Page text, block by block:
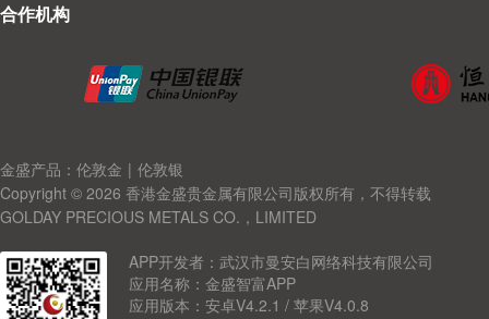
合作机构
金盛产品：伦敦金 | 伦敦银
Copyright © 2026 香港金盛贵金属有限公司版权所有，不得转载
GOLDAY PRECIOUS METALS CO.，LIMITED
APP开发者：武汉市曼安白网络科技有限公司
应用名称：金盛智富APP
应用版本：安卓V4.2.1 / 苹果V4.0.8